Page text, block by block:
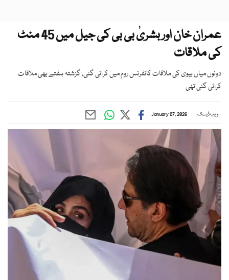
عمران خان اور بشریٰ بی بی کی جیل میں 45 منٹ
کی ملاقات
دونوں میاں بیوی کی ملاقات کانفرنس روم میں کرائی گئی، گزشتہ ہفتے بھی ملاقات
کرائی گئی تھی
ویب ڈیسک January 07, 2026